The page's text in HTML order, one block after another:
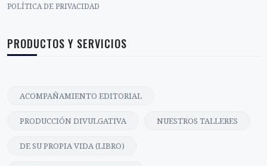
POLÍTICA DE PRIVACIDAD
PRODUCTOS Y SERVICIOS
ACOMPAÑAMIENTO EDITORIAL
PRODUCCIÓN DIVULGATIVA NUESTROS TALLERES
DE SU PROPIA VIDA (LIBRO)